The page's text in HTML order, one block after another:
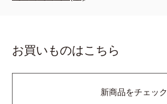
お買いものはこちら
新商品をチェック